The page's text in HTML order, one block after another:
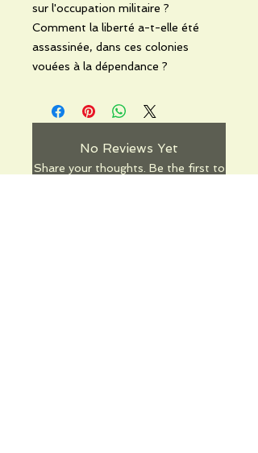
sur l'occupation militaire ?
Comment la liberté a-t-elle été
assassinée, dans ces colonies
vouées à la dépendance ?
No Reviews Yet
Share your thoughts. Be the first to